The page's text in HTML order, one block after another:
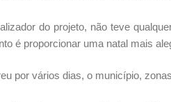
do projeto, não teve
é proporcionar uma natal mais
por vários dias, o município,